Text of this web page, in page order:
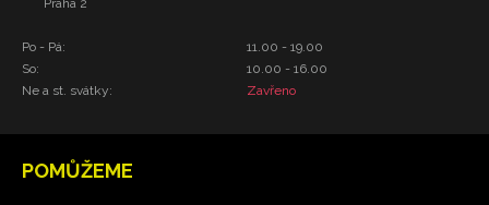
Praha 2
Po - Pá:
So:
Ne a st. svátky:
11.00 - 19.00
10.00 - 16.00
Zavřeno
POMŮŽEME